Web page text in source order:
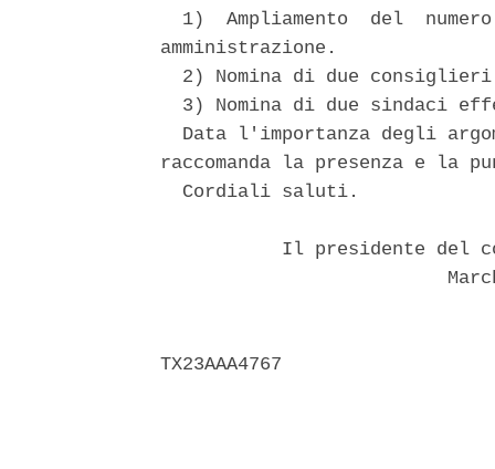
1)  Ampliamento  del
amministrazione.
2) Nomina di due
3) Nomina di due sindaci
Data l'importanza degli
raccomanda la presenza e la
  Cordiali saluti.
Il presidente del